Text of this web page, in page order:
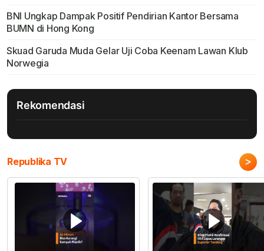
BNI Ungkap Dampak Positif Pendirian Kantor Bersama
BUMN di Hong Kong
Skuad Garuda Muda Gelar Uji Coba Keenam Lawan Klub
Norwegia
Rekomendasi
Republika TV >